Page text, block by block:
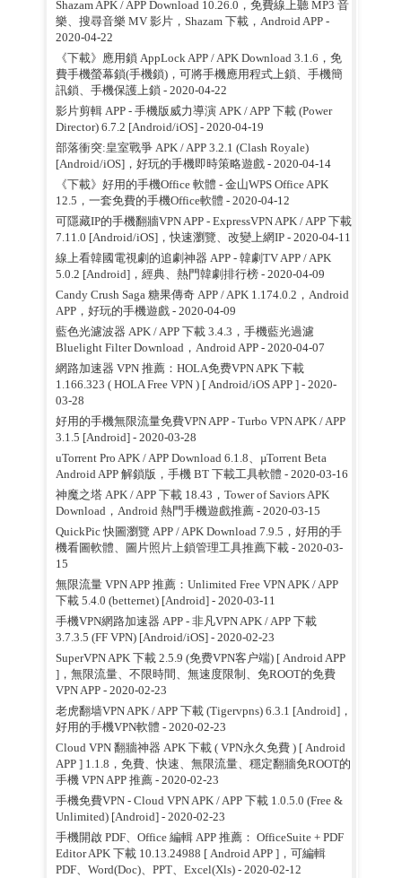
Shazam APK / APP Download 10.26.0，免費線上聽 MP3 音
樂、搜尋音樂 MV 影片，Shazam 下載，Android APP-
2020-04-22
《下載》應用鎖 AppLock APP / APK Download 3.1.6，免
費手機螢幕鎖(手機鎖)，可將手機應用程式上鎖、手機簡
訊鎖、手機保護上鎖 - 2020-04-22
影片剪輯 APP - 手機版威力導演 APK / APP 下載 (Power
Director) 6.7.2 [Android/iOS]- 2020-04-19
部落衝突:皇室戰爭 APK / APP 3.2.1 (Clash Royale)
[Android/iOS]，好玩的手機即時策略遊戲- 2020-04-14
《下載》好用的手機Office 軟體 - 金山WPS Office APK
12.5，一套免費的手機Office軟體 - 2020-04-12
可隱藏IP的手機翻牆VPN APP - ExpressVPN APK / APP 下載
7.11.0 [Android/iOS]，快速瀏覽、改變上網IP- 2020-04-11
線上看韓國電視劇的追劇神器 APP - 韓劇TV APP / APK
5.0.2 [Android]，經典、熱門韓劇排行榜- 2020-04-09
Candy Crush Saga 糖果傳奇 APP / APK 1.174.0.2，Android
APP，好玩的手機遊戲- 2020-04-09
藍色光濾波器 APK / APP 下載 3.4.3，手機藍光過濾
Bluelight Filter Download，Android APP- 2020-04-07
網路加速器 VPN 推薦：HOLA免费VPN APK 下載
1.166.323 ( HOLA Free VPN ) [ Android/iOS APP ]- 2020-
03-28
好用的手機無限流量免費VPN APP - Turbo VPN APK / APP
3.1.5 [Android]- 2020-03-28
uTorrent Pro APK / APP Download 6.1.8、µTorrent Beta
Android APP 解鎖版，手機 BT 下載工具軟體 - 2020-03-16
神魔之塔 APK / APP 下載 18.43，Tower of Saviors APK
Download，Android 熱門手機遊戲推薦- 2020-03-15
QuickPic 快圖瀏覽 APP / APK Download 7.9.5，好用的手
機看圖軟體、圖片照片上鎖管理工具推薦下載- 2020-03-
15
無限流量 VPN APP 推薦：Unlimited Free VPN APK / APP
下載 5.4.0 (betternet) [Android]- 2020-03-11
手機VPN網路加速器 APP - 非凡VPN APK / APP 下載
3.7.3.5 (FF VPN) [Android/iOS]- 2020-02-23
SuperVPN APK 下載 2.5.9 (免费VPN客户端) [ Android APP
]，無限流量、不限時間、無速度限制、免ROOT的免費
VPN APP- 2020-02-23
老虎翻墙VPN APK / APP 下載 (Tigervpns) 6.3.1 [Android]，
好用的手機VPN軟體 - 2020-02-23
Cloud VPN 翻牆神器 APK 下載 ( VPN永久免費 ) [ Android
APP ] 1.1.8，免費、快速、無限流量、穩定翻牆免ROOT的
手機 VPN APP 推薦- 2020-02-23
手機免費VPN - Cloud VPN APK / APP 下載 1.0.5.0 (Free &
Unlimited) [Android]- 2020-02-23
手機開啟 PDF、Office 編輯 APP 推薦： OfficeSuite + PDF
Editor APK 下載 10.13.24988 [ Android APP ]，可編輯
PDF、Word(Doc)、PPT、Excel(Xls)- 2020-02-12